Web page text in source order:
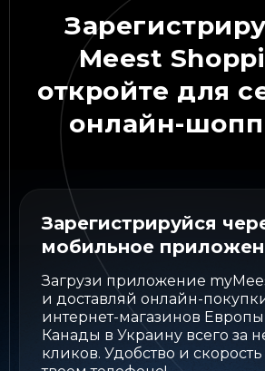
Meest
откройте для
онлайн-
Зарегистрируйся
мобильное
Загрузи приложение
и доставляй онлайн-
интернет-магазинов
Канады в Украину всего за
кликов. Удобство и